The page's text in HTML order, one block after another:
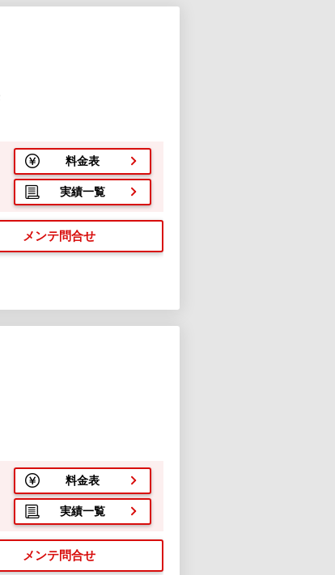
料金表
実績一覧
メンテ問合せ
料金表
実績一覧
メンテ問合せ